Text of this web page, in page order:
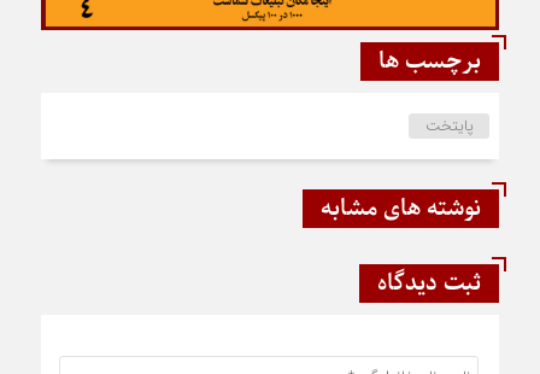
برچسب ها
پایتخت
نوشته های مشابه
ثبت دیدگاه